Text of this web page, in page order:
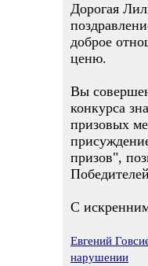
Дорогая
доброе
ценю.
Вы
конкурса
призовых
призов",
С
Евгений
нарушении